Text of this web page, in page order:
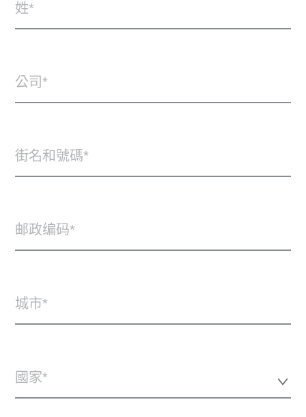
姓
公司
街名和號碼
邮政编码
城市
國家*